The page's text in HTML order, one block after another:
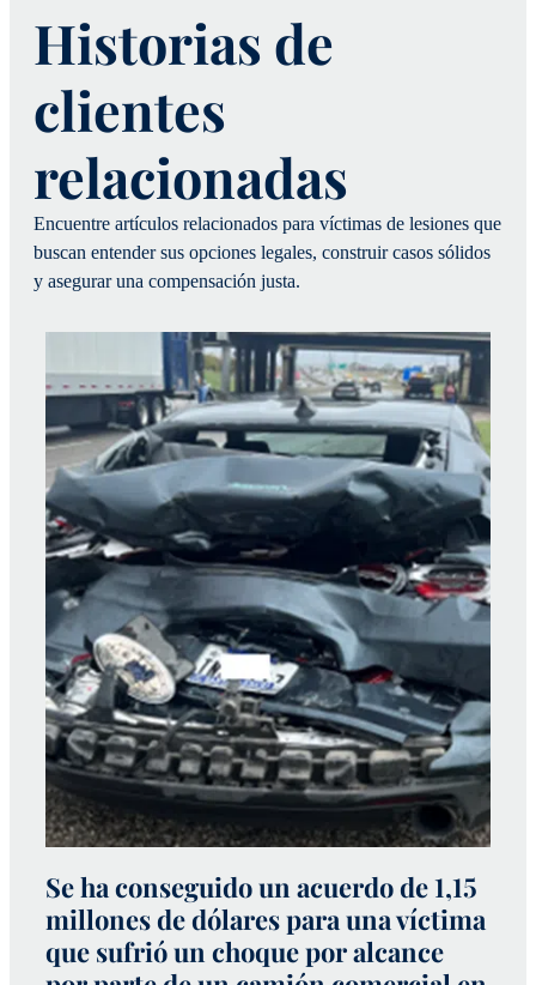
Se ha conseguido un acuerdo de 1,15
millones de dólares para una víctima
que sufrió un choque por alcance
Historias de
clientes
relacionadas
Encuentre artículos relacionados para víctimas de lesiones que
buscan entender sus opciones legales, construir casos sólidos
y asegurar una compensación justa.